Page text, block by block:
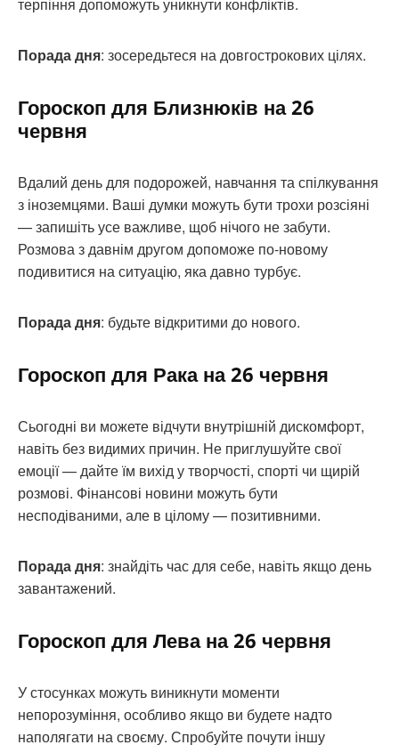
Порада дня: зосередьтеся на довгострокових цілях.
Гороскоп для Близнюків на 26
червня
Вдалий день для подорожей, навчання та спілкування
з іноземцями. Ваші думки можуть бути трохи розсіяні
— запишіть усе важливе, щоб нічого не забути.
Розмова з давнім другом допоможе по-новому
подивитися на ситуацію, яка давно турбує.
Порада дня: будьте відкритими до нового.
Гороскоп для Рака на 26 червня
Сьогодні ви можете відчути внутрішній дискомфорт,
навіть без видимих причин. Не приглушуйте свої
емоції — дайте їм вихід у творчості, спорті чи щирій
розмові. Фінансові новини можуть бути
несподіваними, але в цілому — позитивними.
Порада дня: знайдіть час для себе, навіть якщо день
завантажений.
Гороскоп для Лева на 26 червня
У стосунках можуть виникнути моменти
непорозуміння, особливо якщо ви будете надто
наполягати на своєму. Спробуйте почути іншу